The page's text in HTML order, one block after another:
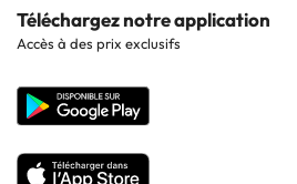
Hôtels à Lluchmajor
Hôtels en Séville
Hôtels en Grenade
Contactez-nous
Site corporate
Téléchargez notre application
Accès à des prix exclusifs